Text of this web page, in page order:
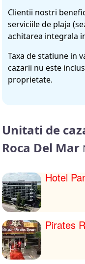
Clientii nostri
serviciile de plaja
achitarea integrala
Taxa de statiune in
cazarii nu este
proprietate.
Unitati de
Roca Del Mar
Hotel
Pirates